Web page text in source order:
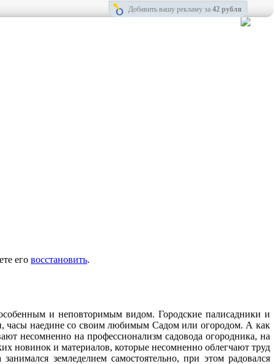
Добавить вашу рекламу за 42 рубля
его восстановить.
и неповторимым видом. Городские палисадники и
часы наедине со своим любимым Cадом или огородом. А как
несомненно на профессионализм садовода огородника, на
новинок и материалов, которые несомненно облегчают труд
земледелием самостоятельно, при этом радовался